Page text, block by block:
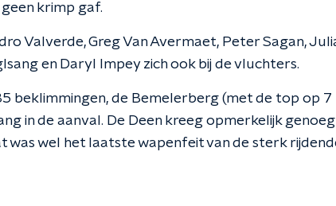
krimp gaf.
Valverde, Greg Van Avermaet, Peter Sagan,
en Daryl Impey zich ook bij de vluchters.
beklimmingen, de Bemelerberg (met de top op 7
in de aanval. De Deen kreeg opmerkelijk genoeg
was wel het laatste wapenfeit van de sterk